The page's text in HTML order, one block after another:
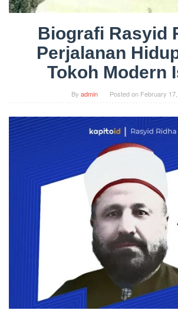
Biografi Rasyid
Perjalanan
Tokoh Modern
By admin Posted on February